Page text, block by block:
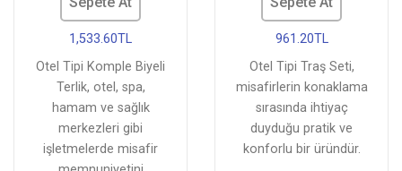
1,533.60TL
Otel Tipi Komple Biyeli
Terlik, otel, spa,
hamam ve sağlık
merkezleri gibi
işletmelerde misafir
961.20TL
Otel Tipi Traş Seti,
misafirlerin konaklama
sırasında ihtiyaç
duyduğu pratik ve
konforlu bir üründür.